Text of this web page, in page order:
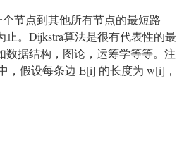
节点到其他所有节点的最短路
。Dijkstra算法是很有代表性的最
据结构，图论，运筹学等等。注
，假设每条边 E[i] 的长度为 w[i]，